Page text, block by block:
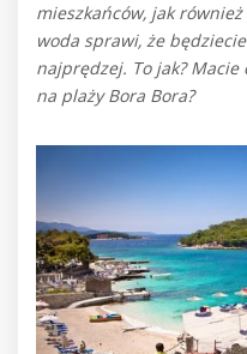
mieszkańców, jak
woda sprawi, że
najprędzej. To jak?
na plaży Bora Bora?